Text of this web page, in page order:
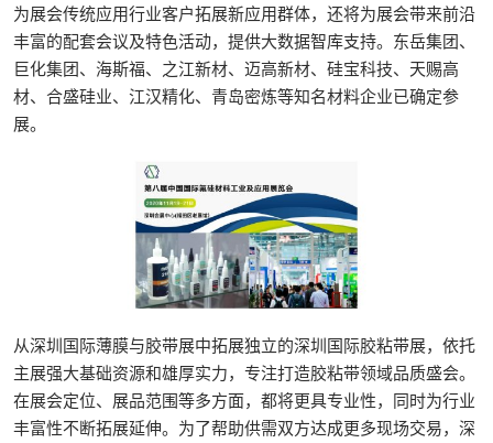
为展会传统应用行业客户拓展新应用群体，还将为展会带来前沿
丰富的配套会议及特色活动，提供大数据智库支持。东岳集团、
巨化集团、海斯福、之江新材、迈高新材、硅宝科技、天赐高
材、合盛硅业、江汉精化、青岛密炼等知名材料企业已确定参
展。
从深圳国际薄膜与胶带展中拓展独立的深圳国际胶粘带展，依托
主展强大基础资源和雄厚实力，专注打造胶粘带领域品质盛会。
在展会定位、展品范围等多方面，都将更具专业性，同时为行业
丰富性不断拓展延伸。为了帮助供需双方达成更多现场交易，深